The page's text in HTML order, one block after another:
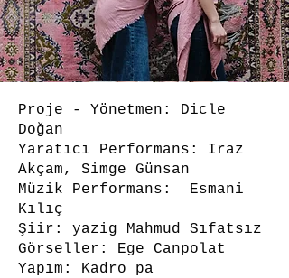
Proje - Yönetmen: Dicle
Doğan
Yaratıcı Performans: Iraz
Akçam, Simge Günsan
Müzik Performans: Esmani
Kılıç
Şiir: yazig Mahmud Sıfatsız
Görseller: Ege Canpolat
Yapım: Kadro pa